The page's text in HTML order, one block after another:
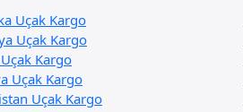
Uçak Kargo
Uçak Kargo
Kargo
Uçak Kargo
Uçak Kargo